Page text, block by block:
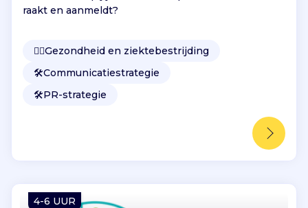
raakt en aanmeldt?
👩‍⚕️Gezondheid en ziektebestrijding
🛠️Communicatiestrategie
🛠️PR-strategie
4-6 UUR